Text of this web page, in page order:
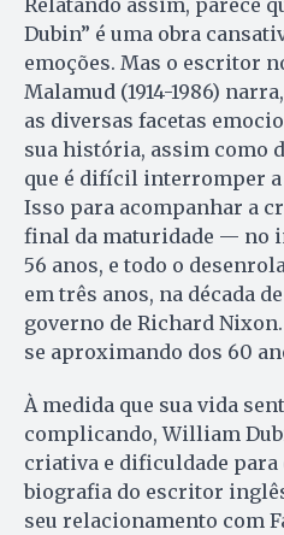
Relatando assim, parece
Dubin” é uma obra
emoções. Mas o escritor
Malamud (1914-1986)
as diversas facetas
sua história, assim como
que é difícil interromper
Isso para acompanhar a
final da maturidade — no
56 anos, e todo o
em três anos, na década
governo de Richard
se aproximando dos 60
À medida que sua vida
complicando, William
criativa e dificuldade
biografia do escritor
seu relacionamento com